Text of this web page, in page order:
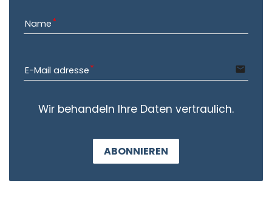
Name
E-Mail adresse email
Wir behandeln Ihre Daten vertraulich.
ABONNIEREN